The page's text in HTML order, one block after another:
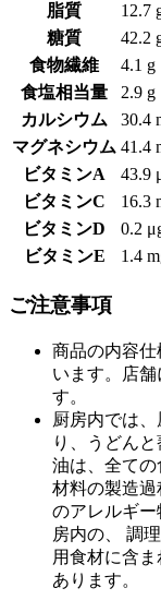
脂質
12.7
糖質
42.2
食物繊維
4.1 g
食塩相当量
2.9 g
カルシウム
30.4
マグネシウム 41.4
ビタミンA
43.9
ビタミンC
16.3
ビタミンD
0.2
ビタミンE
1.4
ご注意事項
商品の内容
います。店
す。
厨房内では
り、うどん
油は、全て
材料の製造
のアレルギ
房内の、 調
用食材に含
あります。